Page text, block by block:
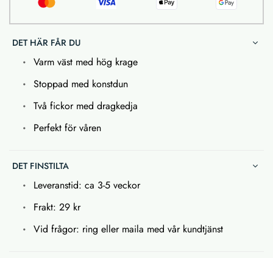
DET HÄR FÅR DU
Varm väst med hög krage
Stoppad med konstdun
Två fickor med dragkedja
Perfekt för våren
DET FINSTILTA
Leveranstid: ca 3-5 veckor
Frakt: 29 kr
Vid frågor: ring eller maila med vår kundtjänst